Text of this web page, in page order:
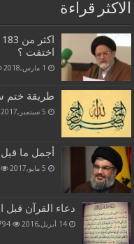
الاكثر قراءة
اختفت ؟
1 مارس,2018
طريقة ختم
5 سبتمبر,2017
أجمل ما
5 مايو,2017
دعاء القرآن قبل
14 أبريل,2016